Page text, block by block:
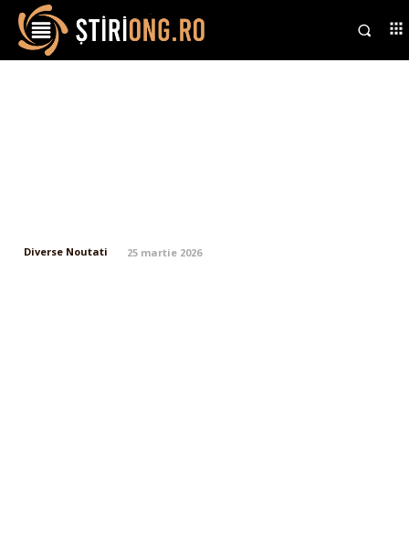
Diverse Noutati 25 martie 2026